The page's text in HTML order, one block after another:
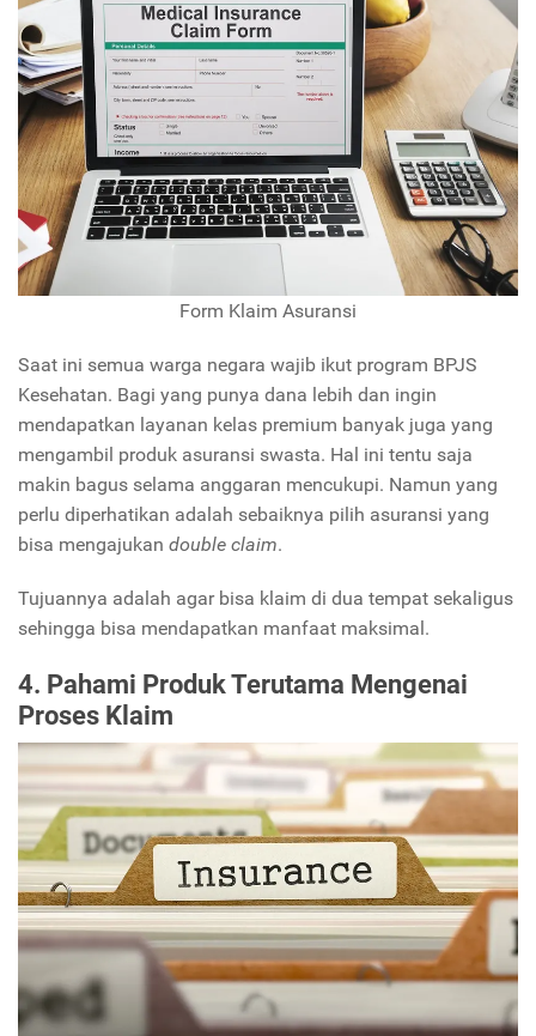
Form Klaim Asuransi
Saat ini semua warga negara wajib ikut program BPJS
Kesehatan. Bagi yang punya dana lebih dan ingin
mendapatkan layanan kelas premium banyak juga yang
mengambil produk asuransi swasta. Hal ini tentu saja
makin bagus selama anggaran mencukupi. Namun yang
perlu diperhatikan adalah sebaiknya pilih asuransi yang
bisa mengajukan double claim.
Tujuannya adalah agar bisa klaim di dua tempat sekaligus
sehingga bisa mendapatkan manfaat maksimal.
4. Pahami Produk Terutama Mengenai
Proses Klaim